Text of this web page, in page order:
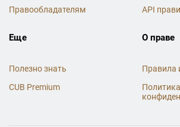
Правообладателям
API
Еще
Полезно знать
CUB Premium
О праве
Правила
Политика